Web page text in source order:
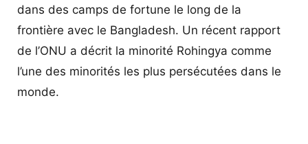
dans des camps de fortune le long de la
frontière avec le Bangladesh. Un récent rapport
de l’ONU a décrit la minorité Rohingya comme
l’une des minorités les plus persécutées dans le
monde.